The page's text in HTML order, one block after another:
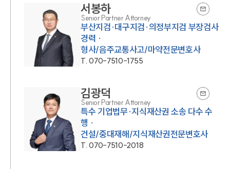
서봉하
Senior Partner Attorney
부산지검·대구지검·의정부지검 부장검사
경력 ·
형사/음주교통사고/마약전문변호사
T.070-7510-1755
김광덕
Senior Partner Attorney
특수 기업법무·지식재산권 소송 다수 수
행 ·
건설/중대재해/지식재산권전문변호사
T.070-7510-2018